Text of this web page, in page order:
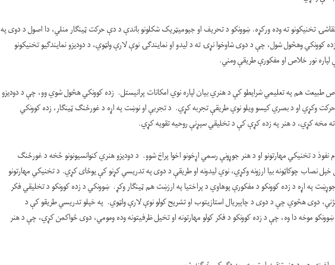
تخنیکونو ته وده ورکړه. ښوونکو د تحریف او جیومیټریک شکلونو باندې د دې حرکت ټینګار منلي، دا اصول د دوی په
کوونکي وهڅول شول، چې د دوی شاوخوا نړۍ ته د لیدو او نمایندګۍ نوې لارې ولټوي، د دودیزو نمایندګیو تخنیکونو
لپاره نور خلاص او مفکورې طریقې ومني.
طبیعت هم په تعلیمي شرایطو کې د هنري بیان لپاره نوي امکانات پرانیستل. زده کوونکي هڅول شوي وو، چې د دودیزو
حرکت وکړي او د بصري کیسو ویلو نوي طریقې تجربه کړي. د تجربې او نوښت په اړه د غورځنګ ټینګار، زده کوونکي
مخه کړي، د هنر په زده کړې کې د تخلیقي سپړنې روحیه تقویه کړي.
نفوذ د تخنیکي مهارتونو او د هنر جوړونې رسمي اړخونو اخوا پراخ شوو. د دودیزو هنري کنوانسیونونو څخه د غورځنګ
نصاب چوکاټونه بیا ارزونه وکړي، نوي لیدونه او طریقې د دوی په تدریسي کړنو کې یوځای کړي. د تخنیکي مهارتونو
په اړه د زده کوونکو د مفکورې پوهاوي د پراختیا په ارزښت هم ټینګار وکړ. ښوونکي د زده کوونکو د تخلیقي فکر
پېژني، دوی هڅوي چې د دوی د چاپېریال استازیتوب او تشریح کولو نوې لارې ولټوي. په خپلو تدریسي طریقو کې د
ښوونکو موخه دا وه، چې د زده کوونکو د فکر کولو مهارتونه او تخیل ظرفیتونه وده ومومي، دوی ځواکمن کړي، چې د هنر